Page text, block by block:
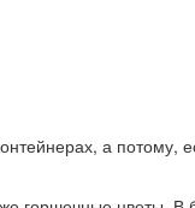
а потому,